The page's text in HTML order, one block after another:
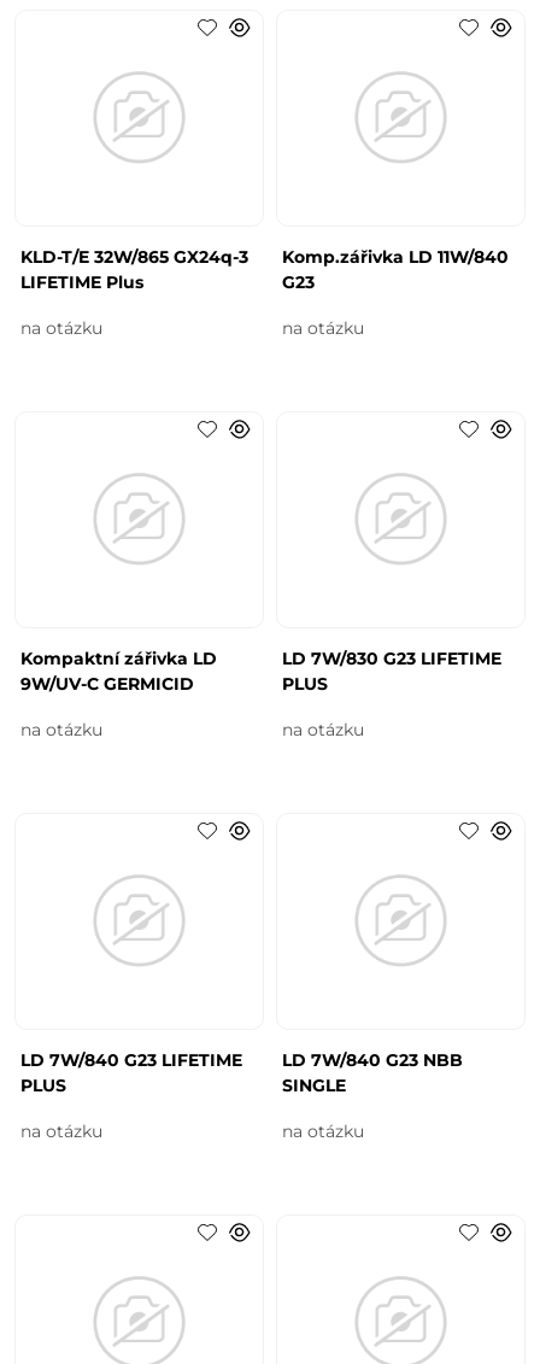
KLD-T/E 32W/865 GX24q-3
LIFETIME Plus
na otázku
Komp.zářivka LD 11W/840
G23
na otázku
Kompaktní zářivka LD
9W/UV-C GERMICID
na otázku
LD 7W/830 G23 LIFETIME
PLUS
na otázku
LD 7W/840 G23 LIFETIME
PLUS
na otázku
LD 7W/840 G23 NBB
SINGLE
na otázku